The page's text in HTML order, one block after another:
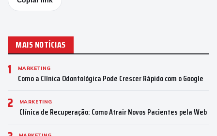
MAIS NOTÍCIAS
1 MARKETING
Como a Clínica Odontológica Pode Crescer Rápido com o Google
2 MARKETING
Clínica de Recuperação: Como Atrair Novos Pacientes pela Web